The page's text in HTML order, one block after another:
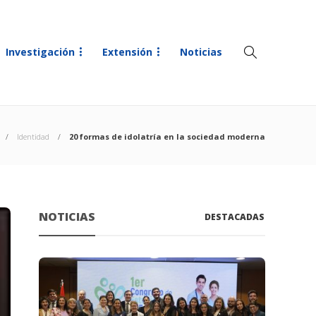
Investigación Extensión Noticias
Identidad 20 formas de idolatría en la sociedad moderna
NOTICIAS DESTACADAS